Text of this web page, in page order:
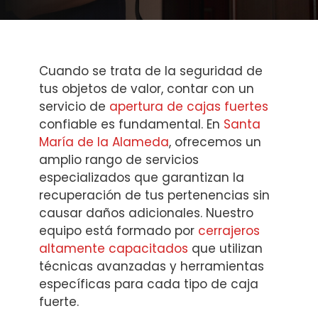
Cuando se trata de la seguridad de
tus objetos de valor, contar con un
servicio de apertura de cajas fuertes
confiable es fundamental. En Santa
María de la Alameda, ofrecemos un
amplio rango de servicios
especializados que garantizan la
recuperación de tus pertenencias sin
causar daños adicionales. Nuestro
equipo está formado por cerrajeros
altamente capacitados que utilizan
técnicas avanzadas y herramientas
específicas para cada tipo de caja
fuerte.